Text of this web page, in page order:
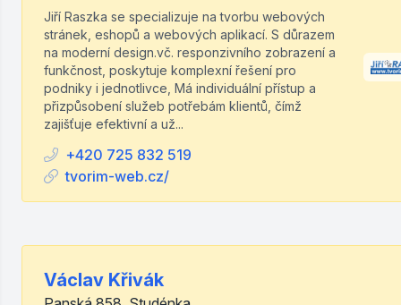
Jiří Raszka se specializuje na tvorbu webových
stránek, eshopů a webových aplikací. S důrazem
na moderní design.vč. responzivního zobrazení a
funkčnost, poskytuje komplexní řešení pro
podniky i jednotlivce, Má individuální přístup a
přizpůsobení služeb potřebám klientů, čímž
zajišťuje efektivní a už...
+420 725 832 519
tvorim-web.cz/
Václav Křivák